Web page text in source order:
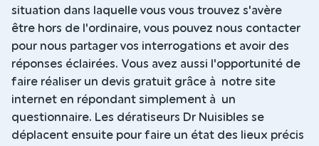
situation dans laquelle vous vous trouvez s'avère
être hors de l'ordinaire, vous pouvez nous contacter
pour nous partager vos interrogations et avoir des
réponses éclairées. Vous avez aussi l'opportunité de
faire réaliser un devis gratuit grâce à notre site
internet en répondant simplement à un
questionnaire. Les dératiseurs Dr Nuisibles se
déplacent ensuite pour faire un état des lieux précis